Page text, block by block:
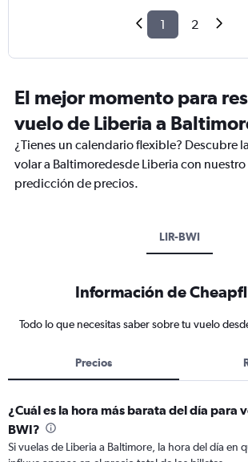
1 2
El mejor momento para
vuelo de Liberia a
¿Tienes un calendario flexible? Descubre
volar a Baltimoredesde Liberia con
predicción de precios.
LIR-BWI
Información de
Todo lo que necesitas saber sobre tu vuelo
Precios
¿Cuál es la hora más barata del día para
BWI?
Si vuelas de Liberia a Baltimore, la hora del día en